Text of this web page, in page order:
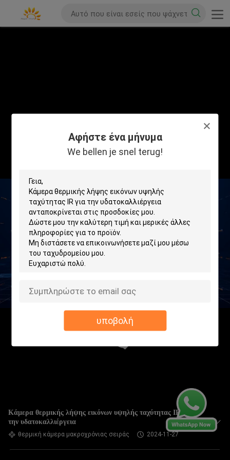
Αφήστε ένα μήνυμα
We bellen je snel terug!
υποβολή
Κάμερα θερμικής λήψης εικόνων υψηλής ταχύτητας IR για
την υδατοκαλλιέργεια
θερμική κάμερα μακροχρόνιας σειράς 2024-11-27